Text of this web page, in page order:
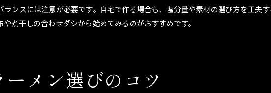
ンスには注意が必要です。自宅で作る場合も、塩分量や素材の選び方を工夫
煮干しの合わせダシから始めてみるのがおすすめです。
メン選びのコツ